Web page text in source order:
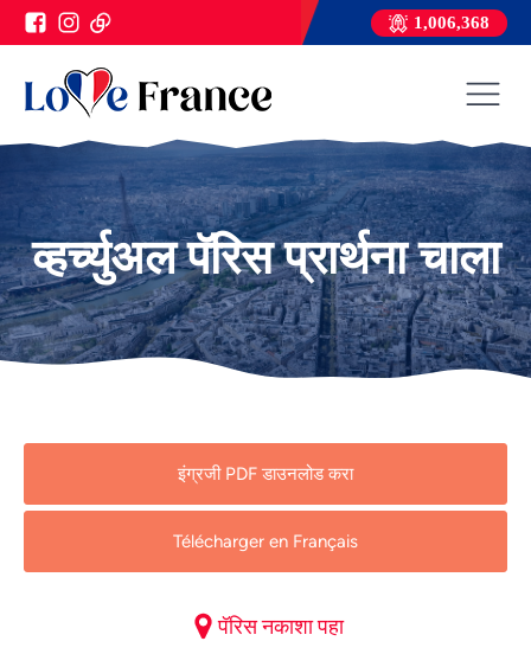
1,006,368
व्हर्च्युअल पॅरिस प्रार्थना चाला
इंग्रजी PDF डाउनलोड करा
Télécharger en Français
पॅरिस नकाशा पहा